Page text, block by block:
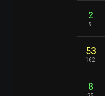
2
9
53
162
8